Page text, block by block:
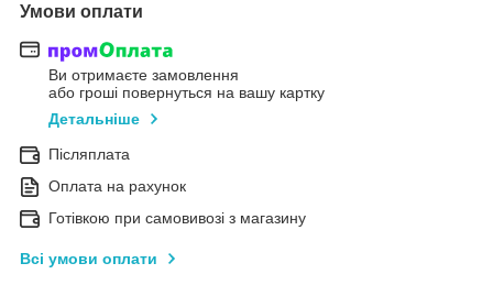
Умови оплати
Ви отримаєте замовлення
або гроші повернуться на вашу картку
Детальніше
Післяплата
Оплата на рахунок
Готівкою при самовивозі з магазину
Всі умови оплати